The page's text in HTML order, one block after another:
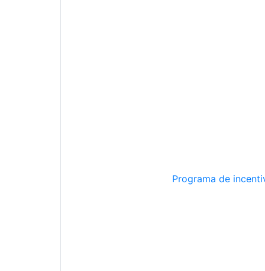
Programa de